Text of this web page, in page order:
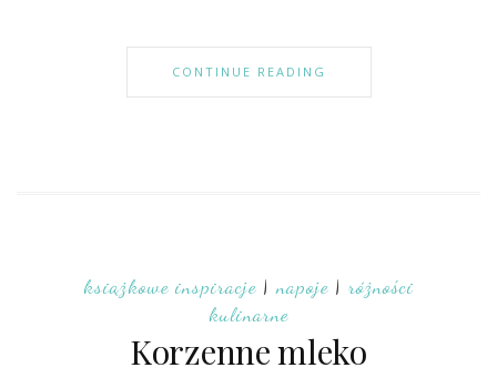
CONTINUE READING
książkowe inspiracje | napoje | różności
kulinarne
Korzenne mleko